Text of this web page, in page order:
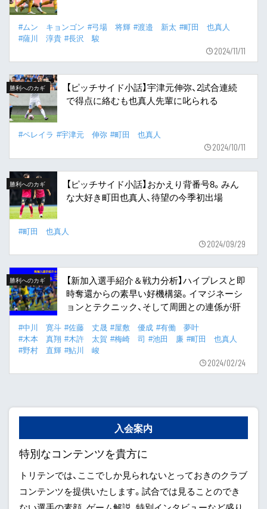
#ムン キョンゴン #弓場 将輝 #渡邉 新太 #町田 也真人
#薩川 淳貴 #長沢 駿
2024/11/11
勝利へのカギ
【ピッチサイド小話】宇津元伸弥、2試合連続
で得点に絡むも也真人先輩に叱られる
#ペレイラ #宇津元 伸弥 #町田 也真人
2024/10/11
勝利へのカギ
【ピッチサイド小話】おかえり背番号8。みん
な大好き町田也真人、待望の今季初出場
#町田 也真人
2024/09/29
勝利へのカギ
【新加入選手紹介＆戦力分析】ハイプレスと即
時奪還からの素早い好機構築。イマジネーシ
ョンとテクニック、そして周囲との連係が肝
#中川 寛斗 #佐藤 丈晟 #屋敷 優成 #有働 夢叶
#木本 真翔 #木許 太賀 #梅崎 司 #池田 廉 #町田 也真人
#野村 直輝 #鮎川 峻
2024/02/24
入会案内
特別なコンテンツを貴方に
トリテンでは、ここでしか見られないとっておきのクラブ
コンテンツを提供いたします。試合では見ることのでき